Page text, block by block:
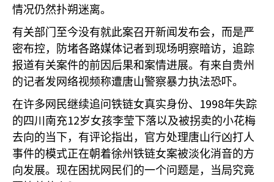
情况仍然扑朔迷离。
有关部门至今没有就此案召开新闻发布会，而是严
密布控，防堵各路媒体记者到现场明察暗访，追踪
报道有关案件的前因后果和案情进展。有来自贵州
的记者发网络视频称遭唐山警察暴力执法恐吓。
在许多网民继续追问铁链女真实身份、 1998年失踪
的四川南充12岁女孩李莹下落以及被拐卖的小花梅
去向的当下，有评论指出，官方处理唐山行凶打人
事件的模式正在朝着徐州铁链女案被淡化消音的方
向发展。现在困扰网民们的一个问题是，当局究竟